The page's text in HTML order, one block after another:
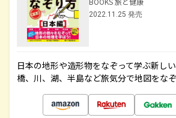
2022.11.25 発売
日本の地形や造形物をなぞって学ぶ新し
橋、川、湖、半島など旅気分で地図をな